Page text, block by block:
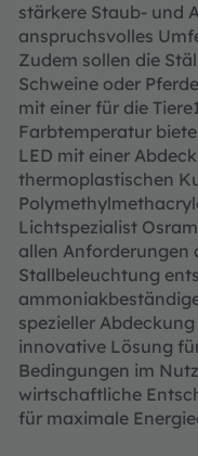
stärkere Staub- und
anspruchsvolles
Zudem sollen die
Schweine oder
mit einer für die
Farbtemperatur
LED mit einer
thermoplastischen
Lichtspezialist
allen Anforderungen
Stallbeleuchtung
spezieller
innovative Lösung
Bedingungen im
wirtschaftliche
für maximale